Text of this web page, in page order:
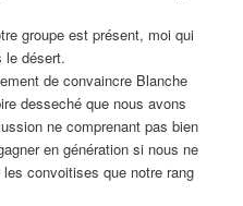
groupe est présent, moi qui
le désert.
de convaincre Blanche
desseché que nous avons
ne comprenant pas bien
en génération si nous ne
convoitises que notre rang